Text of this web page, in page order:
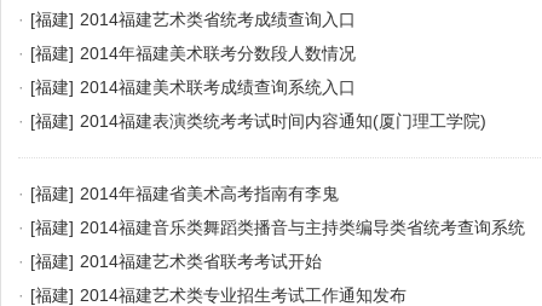
· [福建] 2014福建艺术类省统考成绩查询入口
· [福建] 2014年福建美术联考分数段人数情况
· [福建] 2014福建美术联考成绩查询系统入口
· [福建] 2014福建表演类统考考试时间内容通知(厦门理工学院)
· [福建] 2014年福建省美术高考指南有李鬼
· [福建] 2014福建音乐类舞蹈类播音与主持类编导类省统考查询系统
· [福建] 2014福建艺术类省联考考试开始
· [福建] 2014福建艺术类专业招生考试工作通知发布